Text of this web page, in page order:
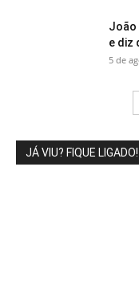
João
e diz
5 de
JÁ VIU? FIQUE LIGADO!